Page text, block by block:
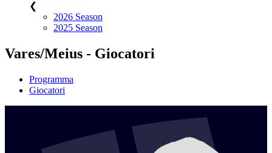
❮
2026 Season
2025 Season
Vares/Meius - Giocatori
Programma
Giocatori